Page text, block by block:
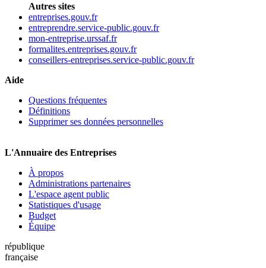
Autres sites
entreprises.gouv.fr
entreprendre.service-public.gouv.fr
mon-entreprise.urssaf.fr
formalites.entreprises.gouv.fr
conseillers-entreprises.service-public.gouv.fr
Aide
Questions fréquentes
Définitions
Supprimer ses données personnelles
L'Annuaire des Entreprises
À propos
Administrations partenaires
L'espace agent public
Statistiques d'usage
Budget
Équipe
république
française